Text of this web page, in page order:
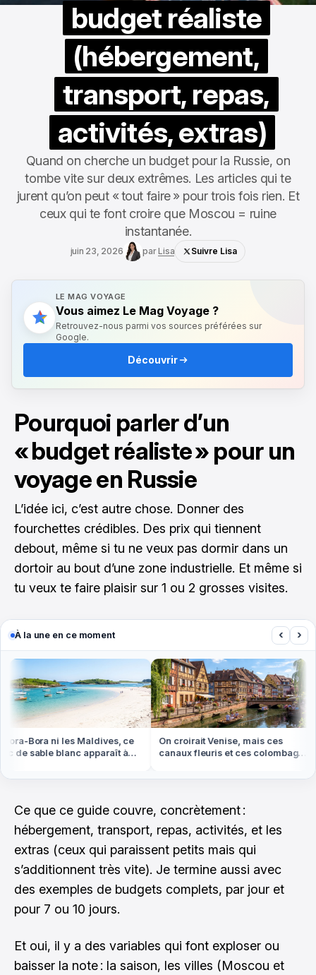
budget réaliste
(hébergement,
transport, repas,
activités, extras)
Quand on cherche un budget pour la Russie, on
tombe vite sur deux extrêmes. Les articles qui te
jurent qu’on peut « tout faire » pour trois fois rien. Et
ceux qui te font croire que Moscou = ruine
instantanée.
juin 23, 2026 parLisa Suivre Lisa
LE MAG VOYAGE
Vous aimez Le Mag Voyage ?
Retrouvez-nous parmi vos sources préférées sur
Google.
Découvrir
Pourquoi parler d’un
« budget réaliste » pour un
voyage en Russie
L’idée ici, c’est autre chose. Donner des
fourchettes crédibles. Des prix qui tiennent
debout, même si tu ne veux pas dormir dans un
dortoir au bout d’une zone industrielle. Et même si
tu veux te faire plaisir sur 1 ou 2 grosses visites.
À la une en ce moment ‹ ›
Bora ni les Maldives, ce
de sable blanc apparaît à
On croirait Venise, mais ces
canaux fleuris et ces colombages
Ce que ce guide couvre, concrètement :
hébergement, transport, repas, activités, et les
extras (ceux qui paraissent petits mais qui
s’additionnent très vite). Je termine aussi avec
des exemples de budgets complets, par jour et
pour 7 ou 10 jours.
Et oui, il y a des variables qui font exploser ou
baisser la note : la saison, les villes (Moscou et